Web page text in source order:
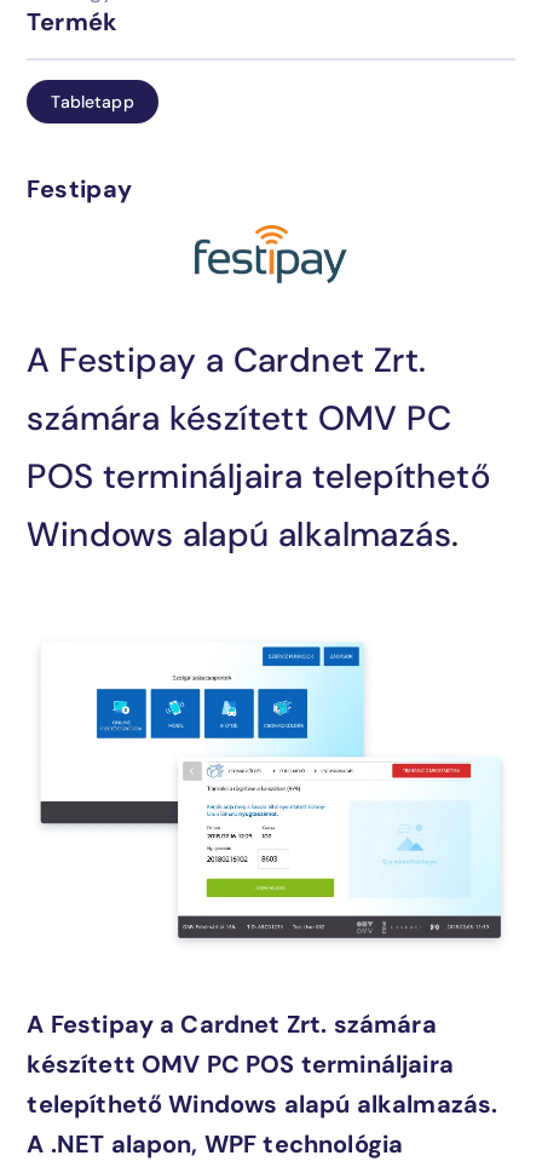
Üzemeltetés
Ipari megoldások
AI-integráció
Megtalálta, amit keresett?
Lépjen velünk kapcsolatba és mi segítünk!
Blog
Kapcsolat
Termék
Tabletapp
Festipay
A Festipay a Cardnet Zrt.
számára készített OMV PC
POS termináljaira telepíthető
Windows alapú alkalmazás.
A Festipay a Cardnet Zrt. számára
készített OMV PC POS termináljaira
telepíthető Windows alapú alkalmazás.
A .NET alapon, WPF technológia